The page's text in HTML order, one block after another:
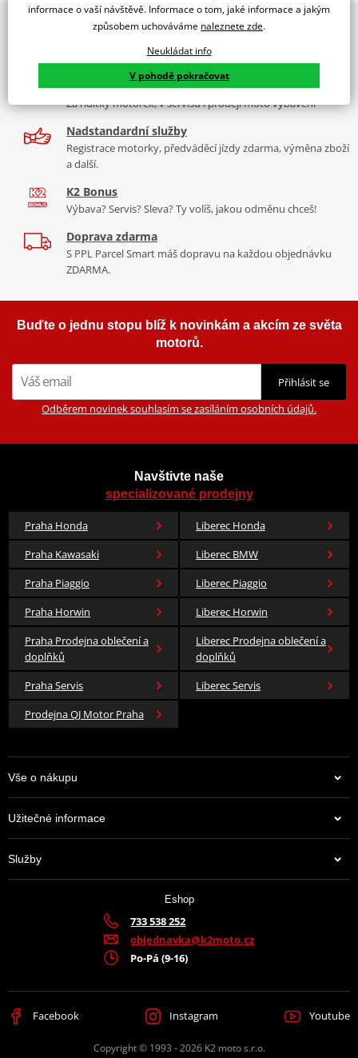
Tabulka velikostí
Co když mi to nebude
PUIG byl založen v roce 1964 ve Španělsku. Vyrábí se ve městě
Granollers poblíž Barcelony na ploše 8 000 m² v objektu, který se
dělí na 3 části: komerční, odlitkovou a kovových součástek. Již 40
let se účastní nejslavnějších závodů motocyklů po celém světě. V
naší nabídce naleznete doplňky a příslušenství například: plexi,
padací protektory a mnoho dalšího.
Zobrazit všechny produktyznačky PUIG
2x multibrand showroom
díly, to vše v Praze a Liberci
Více než 30 let zkušeností
Za řídítky motorek, v servisu i prodeji moto vybavení
Nadstandardní služby
Registrace motorky, předváděcí jízdy zdarma, výměna zboží
a další.
K2 Bonus
Výbava? Servis? Sleva? Ty volíš, jakou odměnu chceš!
Doprava zdarma
S PPL Parcel Smart máš dopravu na každou objednávku
ZDARMA.
Buďte o jednu stopu blíž k novinkám a akcím ze světa
motorů.
Přihlásit se
Odběrem novinek souhlasím se zasíláním osobních údajů.
Navštivte naše
specializované prodejny
Praha Honda
Liberec Honda
Praha Kawasaki
Liberec BMW
Praha Piaggio
Liberec Piaggio
Praha Horwin
Liberec Horwin
Praha Prodejna oblečení a
doplňků
Liberec Prodejna oblečení a
doplňků
Praha Servis
Liberec Servis
Prodejna QJ Motor Praha
Vše o nákupu
Užitečné informace
Služby
Eshop
733 538 252
objednavka@k2moto.cz
Po-Pá (9-16)
Facebook Instagram Youtube
Copyright © 1993 - 2026 K2 moto s.r.o.
informace o vaší návštěvě. Informace o tom, jaké informace a jakým
způsobem uchováváme naleznete zde.
Neukládat info
V pohodě pokračovat